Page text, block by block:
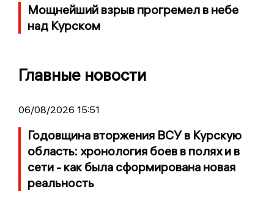
Мощнейший взрыв прогремел в небе
над Курском
Главные новости
06/08/2026 15:51
Годовщина вторжения ВСУ в Курскую
область: хронология боев в полях и в
сети - как была сформирована новая
реальность